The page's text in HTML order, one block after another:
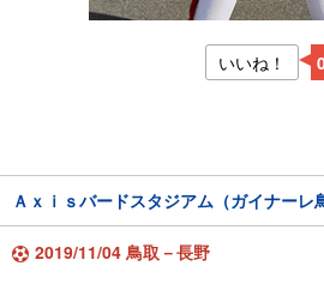
いいね！
Ａｘｉｓバードスタジアム（ガイナーレ
2019/11/04 鳥取－長野